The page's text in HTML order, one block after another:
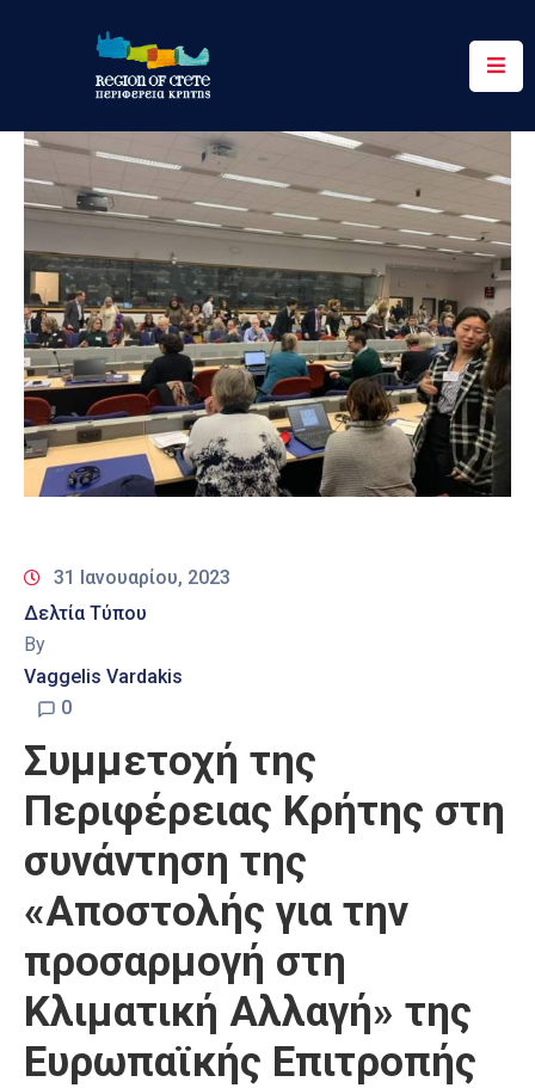
Περιφέρεια
Ενημέρωση
Έργα
Δράσεις
Ψηφιακές
Υπηρεσίες
Επικοινωνία
31 Ιανουαρίου, 2023
Δελτία Τύπου
By
Vaggelis Vardakis
0
Συμμετοχή της
Περιφέρειας Κρήτης στη
συνάντηση της
«Αποστολής για την
προσαρμογή στη
Κλιματική Αλλαγή» της
Ευρωπαϊκής Επιτροπής